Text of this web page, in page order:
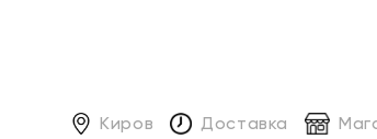
Киров Доставка